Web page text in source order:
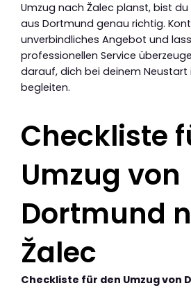
Umzug nach Žalec planst, bist du
aus Dortmund genau richtig.
unverbindliches Angebot und
professionellen Service
darauf, dich bei deinem Neustart
begleiten.
Checkliste
Umzug von
Dortmund
Žalec
Checkliste für den Umzug von